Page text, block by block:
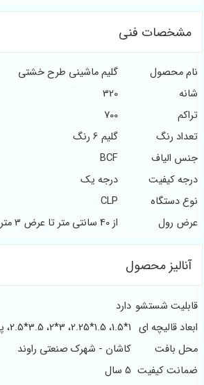
مشخصات فنی
نام محصول
گلیم ماشینی طرح خشتی
شانه
320
تراکم
700
تعداد رنگ
گلیم 6 رنگ
جنس الیاف
BCF
درجه کیفیت
درجه یک
نوع دستگاه
CLP
عرض رول
از 40 سانتی متر تا عرض 3 متر
آنالیز محصول
قابلیت شستشو دارد
ابعاد قالیچه ای 1*1.5، 1.5*2.25، 3*2، 3.5*2.5، پادری 50*80
محل بافت
کاشان - شهرک صنعتی راوند
ضمانت کیفیت 5 سال